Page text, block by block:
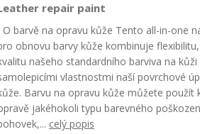
repair paint
O barvě na opravu kůže Tento all-in-one
obnovu barvy kůže kombinuje
našeho standardního barviva na kůži
vlastnostmi naší povrchové
Barvu na opravu kůže můžete použít
jakéhokoli typu barevného
celý popis